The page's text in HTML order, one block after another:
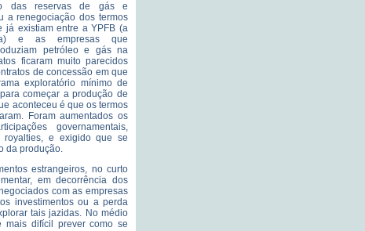
das reservas de gás e
a renegociação dos termos
já existiam entre a YPFB (a
e as empresas que
petróleo e gás na
ficaram muito parecidos
de concessão em que
exploratório mínimo de
começar a produção de
aconteceu é que os termos
Foram aumentados os
governamentais,
royalties, e exigido que se
da produção.
estrangeiros, no curto
em decorrência dos
com as empresas
investimentos ou a perda
tais jazidas. No médio
mais difícil prever como se